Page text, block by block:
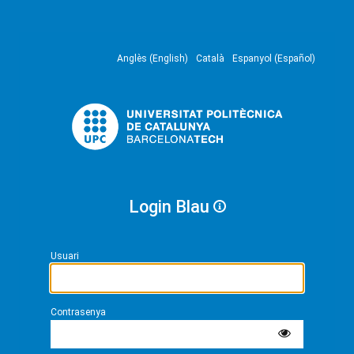
Anglès (English) Català Espanyol (Español)
Login Blau
Usuari
Contrasenya